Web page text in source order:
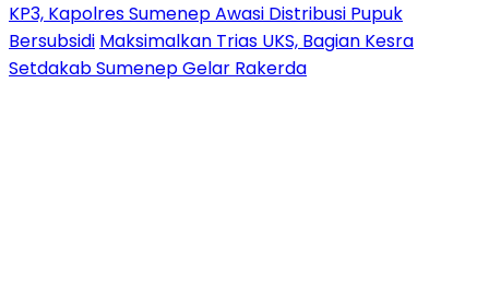
KP3, Kapolres Sumenep Awasi Distribusi Pupuk
Bersubsidi Maksimalkan Trias UKS, Bagian Kesra
Setdakab Sumenep Gelar Rakerda